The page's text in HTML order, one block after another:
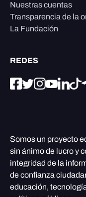
Nuestras cuentas
Transparencia de la
La Fundación
REDES
Somos un proyecto
sin ánimo de lucro y
integridad de la
de confianza
educación,